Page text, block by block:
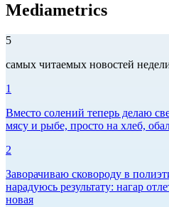
Mediametrics
5
самых читаемых новостей
1
Вместо солений теперь делаю
мясу и рыбе, просто на хлеб,
2
Заворачиваю сковороду в
нарадуюсь результату: нагар
новая